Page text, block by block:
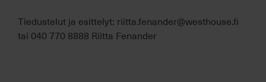
Tiedustelut ja esittelyt: riitta.fenander@westhouse.fi
tai 040 770 8888 Riitta Fenander